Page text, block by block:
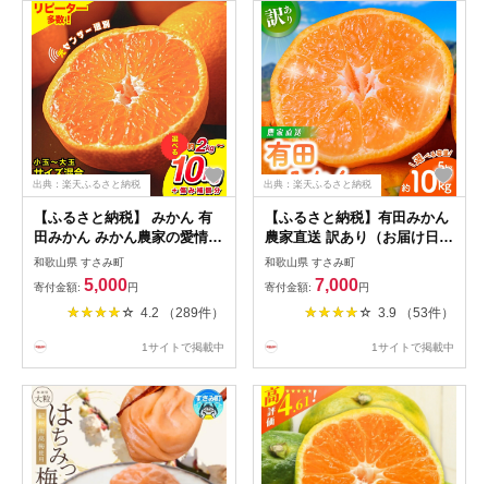
出典：楽天ふるさと納税
【ふるさと納税】 みかん 有
田みかん みかん農家の愛情た
っぷり！ 選べて甘さも高評価
★ 有田みかん 光センサー選
別 産直 5000円～ 2kg 4kg
5kg 6kg 8kg 10kg サイズ混
みかん 果物 くだもの フルー
レンジ
和歌山県 すさみ町
寄付金額: 5,000円
4.2 （289件）
1サイトで掲載中
出典：楽天ふるさと納税
【ふるさと納税】有田みかん
農家直送 訳あり（お届け日指
定不可）ご家庭用 自宅用 訳
あり みかん 果物 くだもの フ
ルーツ わけあり 7000円
10000円 12000円 農家直送 サ
庭用 和歌山県 有田みかん
和歌山県 すさみ町
寄付金額: 7,000円
3.9 （53件）
1サイトで掲載中